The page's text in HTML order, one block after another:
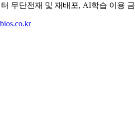
무단전재 및 재배포, AI학습 이용